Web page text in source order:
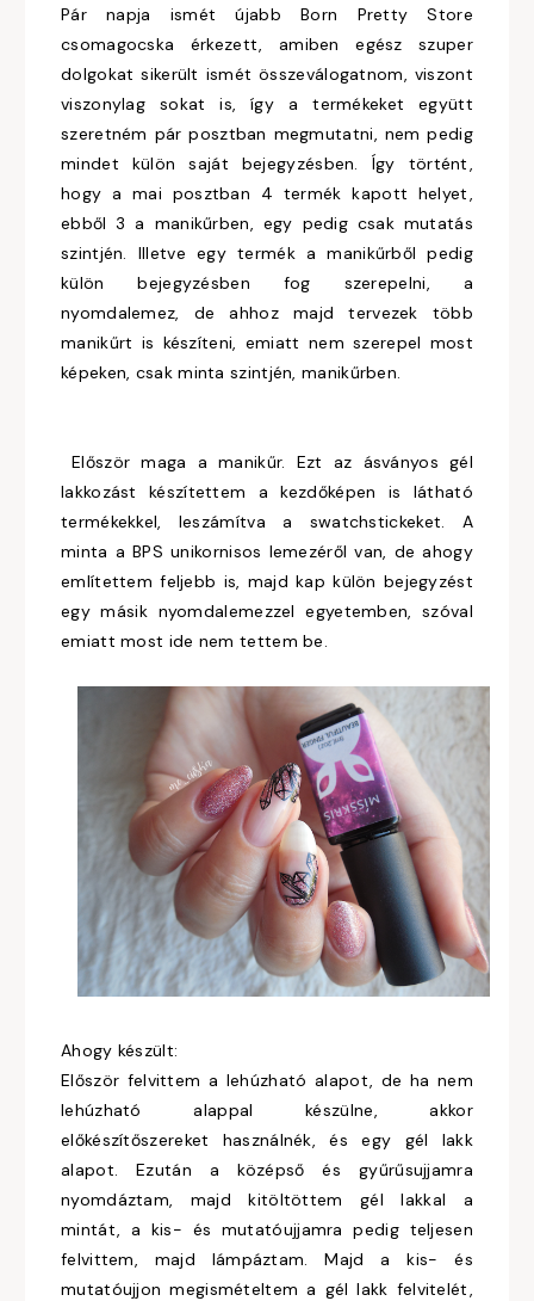
Pár napja ismét újabb Born Pretty Store
csomagocska érkezett, amiben egész szuper
dolgokat sikerült ismét összeválogatnom, viszont
viszonylag sokat is, így a termékeket együtt
szeretném pár posztban megmutatni, nem pedig
mindet külön saját bejegyzésben. Így történt,
hogy a mai posztban 4 termék kapott helyet,
ebből 3 a manikűrben, egy pedig csak mutatás
szintjén. Illetve egy termék a manikűrből pedig
külön bejegyzésben fog szerepelni, a
nyomdalemez, de ahhoz majd tervezek több
manikűrt is készíteni, emiatt nem szerepel most
képeken, csak minta szintjén, manikűrben.
Először maga a manikűr. Ezt az ásványos gél
lakkozást készítettem a kezdőképen is látható
termékekkel, leszámítva a swatchstickeket. A
minta a BPS unikornisos lemezéről van, de ahogy
említettem feljebb is, majd kap külön bejegyzést
egy másik nyomdalemezzel egyetemben, szóval
emiatt most ide nem tettem be.
Ahogy készült:
Először felvittem a lehúzható alapot, de ha nem
lehúzható alappal készülne, akkor
előkészítőszereket használnék, és egy gél lakk
alapot. Ezután a középső és gyűrűsujjamra
nyomdáztam, majd kitöltöttem gél lakkal a
mintát, a kis- és mutatóujjamra pedig teljesen
felvittem, majd lámpáztam. Majd a kis- és
mutatóujjon megismételtem a gél lakk felvitelét,